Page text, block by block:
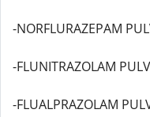
-NORFLURAZEPAM
-FLUNITRAZOLAM
-FLUALPRAZOLAM